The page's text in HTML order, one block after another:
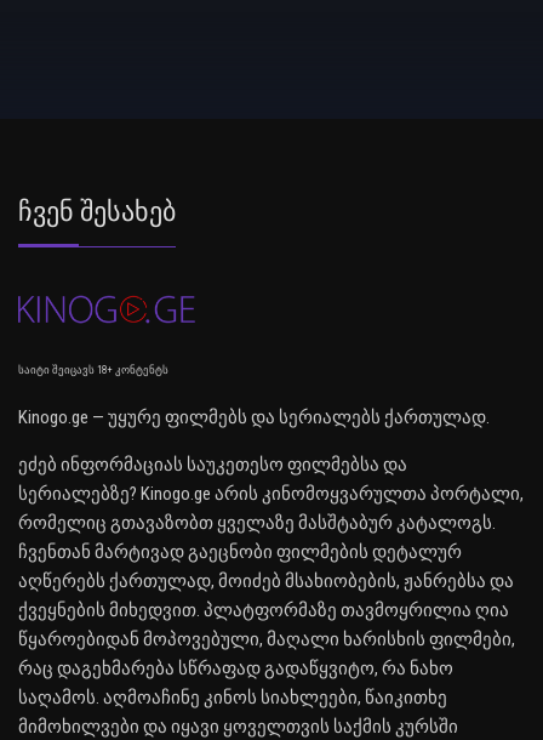
Ჩვენ Შესახებ
საიტი შეიცავს 18+ კონტენტს
Kinogo.ge — უყურე ფილმებს და სერიალებს ქართულად.
ეძებ ინფორმაციას საუკეთესო ფილმებსა და
სერიალებზე? Kinogo.ge არის კინომოყვარულთა პორტალი,
რომელიც გთავაზობთ ყველაზე მასშტაბურ კატალოგს.
ჩვენთან მარტივად გაეცნობი ფილმების დეტალურ
აღწერებს ქართულად, მოიძებ მსახიობების, ჟანრებსა და
ქვეყნების მიხედვით. პლატფორმაზე თავმოყრილია ღია
წყაროებიდან მოპოვებული, მაღალი ხარისხის ფილმები,
რაც დაგეხმარება სწრაფად გადაწყვიტო, რა ნახო
საღამოს. აღმოაჩინე კინოს სიახლეები, წაიკითხე
მიმოხილვები და იყავი ყოველთვის საქმის კურსში